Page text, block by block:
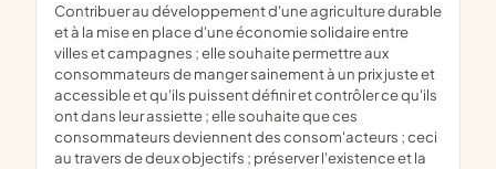
contribuer au développement d'une agriculture durable
et à la mise en place d'une économie solidaire entre
villes et campagnes ; elle souhaite permettre aux
consommateurs de manger sainement à un prix juste et
accessible et qu'ils puissent définir et contrôler ce qu'ils
ont dans leur assiette ; elle souhaite que ces
consommateurs deviennent des consom'acteurs ; ceci
au travers de deux objectifs ; préserver l'existence et la